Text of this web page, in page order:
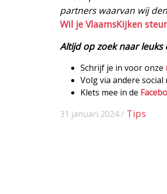
partners waarvan wij
Wil je VlaamsKijken
Altijd op zoek naar leuks
Schrijf je in voor onze
Volg via andere
Klets mee in de
31 januari 2024 / Tips